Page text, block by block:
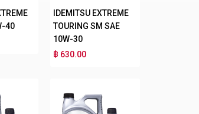
40
IDEMITSU EXTREME
TOURING SM SAE
10W-30
฿ 630.00